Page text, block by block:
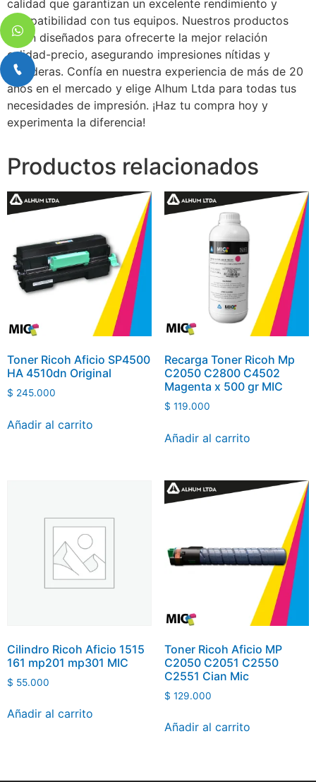
calidad que garantizan un excelente rendimiento y
compatibilidad con tus equipos. Nuestros productos
están diseñados para ofrecerte la mejor relación
calidad-precio, asegurando impresiones nítidas y
duraderas. Confía en nuestra experiencia de más de 20
años en el mercado y elige Alhum Ltda para todas tus
necesidades de impresión. ¡Haz tu compra hoy y
experimenta la diferencia!
Productos relacionados
Toner Ricoh Aficio SP4500
HA 4510dn Original
$ 245.000
Añadir al carrito
Recarga Toner Ricoh Mp
C2050 C2800 C4502
Magenta x 500 gr MIC
$ 119.000
Añadir al carrito
Cilindro Ricoh Aficio 1515
161 mp201 mp301 MIC
$ 55.000
Añadir al carrito
Toner Ricoh Aficio MP
C2050 C2051 C2550
C2551 Cian Mic
$ 129.000
Añadir al carrito